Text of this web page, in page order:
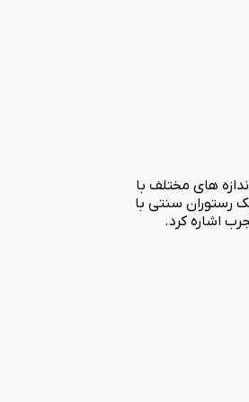
گردیده است. این هتل در 4 طبقه دارای 60 باب واحد اقامتی با اندازه های مختلف با
رستوران سنتی با
اشاره کرد.